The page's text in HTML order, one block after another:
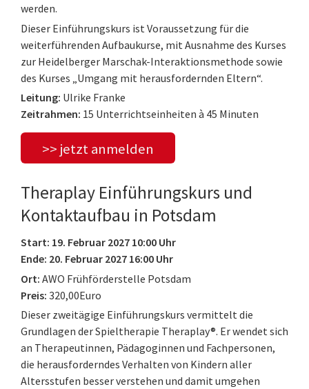
werden.
Dieser Einführungskurs ist Voraussetzung für die
weiterführenden Aufbaukurse, mit Ausnahme des Kurses
zur Heidelberger Marschak-Interaktionsmethode sowie
des Kurses „Umgang mit herausfordernden Eltern“.
Leitung: Ulrike Franke
Zeitrahmen: 15 Unterrichtseinheiten à 45 Minuten
>> jetzt anmelden
Theraplay Einführungskurs und
Kontaktaufbau in Potsdam
Start: 19. Februar 2027 10:00 Uhr
Ende: 20. Februar 2027 16:00 Uhr
Ort: AWO Frühförderstelle Potsdam
Preis: 320,00Euro
Dieser zweitägige Einführungskurs vermittelt die
Grundlagen der Spieltherapie Theraplay®. Er wendet sich
an Therapeutinnen, Pädagoginnen und Fachpersonen,
die herausforderndes Verhalten von Kindern aller
Altersstufen besser verstehen und damit umgehen